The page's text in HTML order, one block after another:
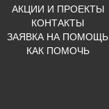
АКЦИИ И ПРОЕКТЫ
КОНТАКТЫ
ЗАЯВКА НА ПОМОЩЬ
КАК ПОМОЧЬ